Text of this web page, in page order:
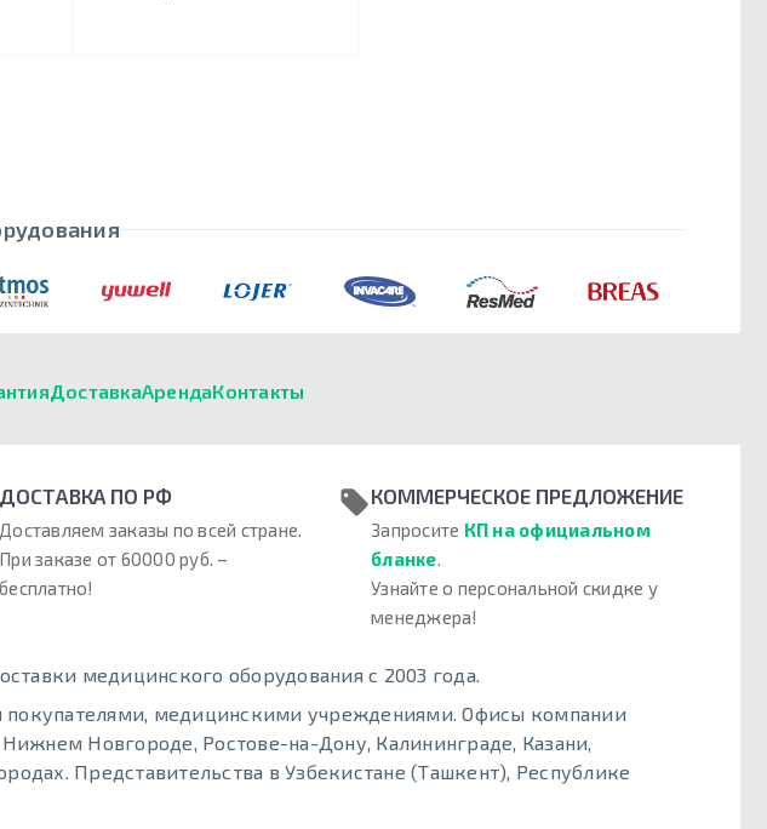
ДоставкаАрендаКонтакты
ДОСТАВКА ПО РФ
Доставляем заказы по всей стране.
При заказе от 60000 руб. –
бесплатно!
КОММЕРЧЕСКОЕ ПРЕДЛОЖЕНИЕ
Запросите КП на официальном
бланке.
Узнайте о персональной скидке у
менеджера!
медицинского оборудования с 2003 года.
медицинскими учреждениями. Офисы компании
Новгороде, Ростове-на-Дону, Калининграде, Казани,
Представительства в Узбекистане (Ташкент), Республике